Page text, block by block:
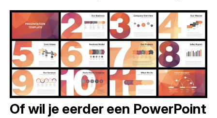
Of wil je eerder een PowerPoint